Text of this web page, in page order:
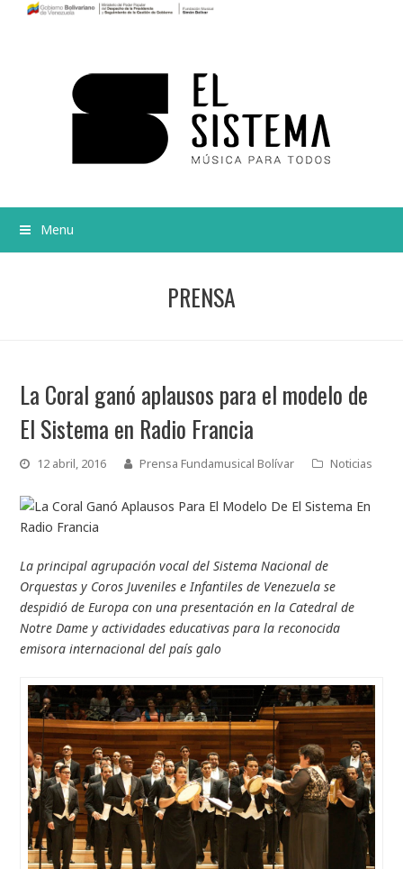
Menu
PRENSA
La Coral ganó aplausos para el modelo de
El Sistema en Radio Francia
12 abril, 2016 Prensa Fundamusical Bolívar Noticias
La principal agrupación vocal del Sistema Nacional de
Orquestas y Coros Juveniles e Infantiles de Venezuela se
despidió de Europa con una presentación en la Catedral de
Notre Dame y actividades educativas para la reconocida
emisora internacional del país galo